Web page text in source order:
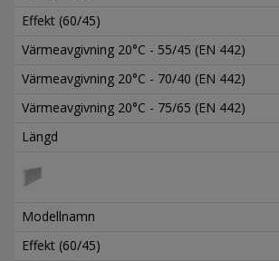
Effekt (60/45)
Värmeavgivning 20°C - 55/45 (EN 442)
Värmeavgivning 20°C - 70/40 (EN 442)
Värmeavgivning 20°C - 75/65 (EN 442)
Längd
Modellnamn
Effekt (60/45)